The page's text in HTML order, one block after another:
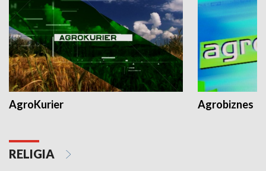
AgroKurier Agrobiznes
RELIGIA